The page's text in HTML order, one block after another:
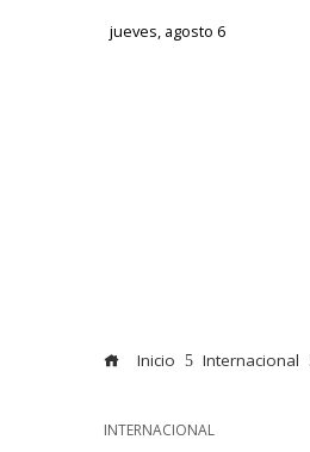
jueves, agosto 6
Inicio Internacional
INTERNACIONAL